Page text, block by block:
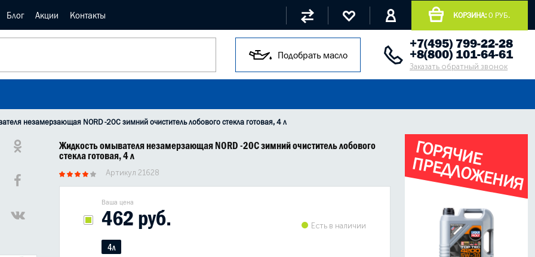
Блог Акции Контакты КОРЗИНА: 0 РУБ.
Подобрать масло
+7(495) 799-22-28
+8(800) 101-64-61
Заказать обратный звонок
незамерзающая NORD -20C зимний очиститель лобового стекла готовая, 4 л
Жидкость омывателя незамерзающая NORD -20C зимний очиститель лобового
стекла готовая, 4 л
Артикул 21628
Ваша цена
462 руб. Есть в наличии
4л
Г
О
Р
Я
Ч
И
Е
П
Р
Е
Д
Л
О
Ж
Е
Н
И
Я